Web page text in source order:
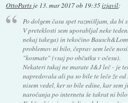
OttoParts je 13. mar 2017 ob 19:35izjavil:
Po dolgem času spet razmišljam, da bi
V preteklosti sem uporabljal neke
nekaj takega) in tekočino
problemov ni bilo, čeprav sem leče
"kosmate" (vsaj po občutku v očesu).
Nekateri tukaj ne marate J&J leč - je
napredovala ali pa so bile te leče že
nisem vedel, ker so bile edine, kar sem
naročanja po internetu še takrat ni